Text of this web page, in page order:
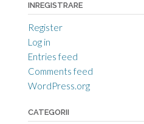
INREGISTRARE
Register
Log in
Entries feed
Comments feed
WordPress.org
CATEGORII